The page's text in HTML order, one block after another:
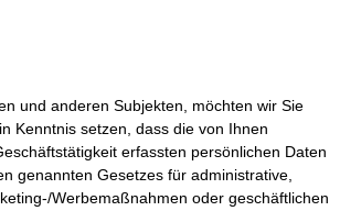
und anderen Subjekten, möchten wir Sie
Kenntnis setzen, dass die von Ihnen
erfassten persönlichen Daten
genannten Gesetzes für administrative,
Werbemaßnahmen oder geschäftlichen